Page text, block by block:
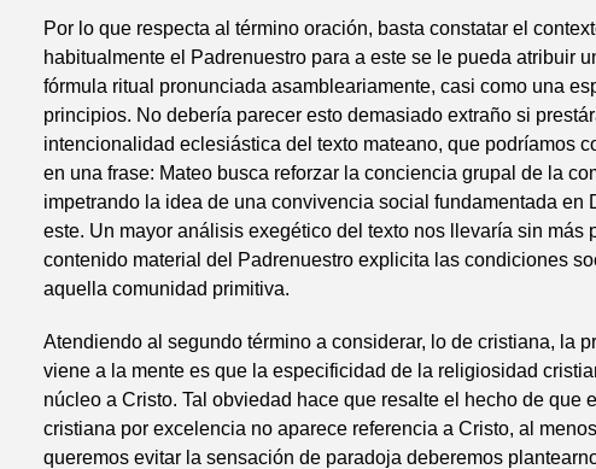
Por lo que respecta al término oración, basta constatar el
habitualmente el Padrenuestro para a este se le pueda atribuir
fórmula ritual pronunciada asambleariamente, casi como una
principios. No debería parecer esto demasiado extraño si
intencionalidad eclesiástica del texto mateano, que podríamos
en una frase: Mateo busca reforzar la conciencia grupal de la
impetrando la idea de una convivencia social fundamentada en
este. Un mayor análisis exegético del texto nos llevaría sin más
contenido material del Padrenuestro explicita las condiciones
aquella comunidad primitiva.
Atendiendo al segundo término a considerar, lo de cristiana, la
viene a la mente es que la especificidad de la religiosidad
núcleo a Cristo. Tal obviedad hace que resalte el hecho de que
cristiana por excelencia no aparece referencia a Cristo, al
queremos evitar la sensación de paradoja deberemos